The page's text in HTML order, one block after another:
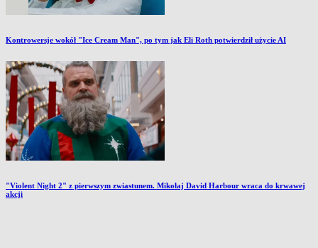
Kontrowersje wokół "Ice Cream Man", po tym jak Eli Roth potwierdził użycie AI
"Violent Night 2" z pierwszym zwiastunem. Mikołaj David Harbour wraca do krwawej
akcji